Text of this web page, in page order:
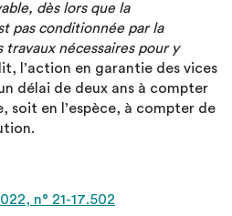
dès lors que la
pas conditionnée par la
travaux nécessaires pour y
l’action en garantie des vices
délai de deux ans à compter
soit en l’espèce, à compter de
n° 21-17.502